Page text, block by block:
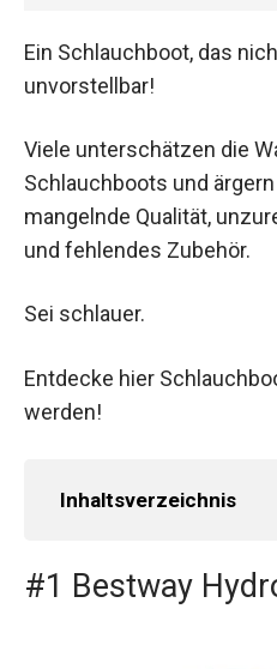
Ein Schlauchboot, das
unvorstellbar!
Viele unterschätzen die
Schlauchboots und
mangelnde Qualität,
und fehlendes Zubehör.
Sei schlauer.
Entdecke hier
werden!
Inhaltsverzeichnis
#1 Bestway